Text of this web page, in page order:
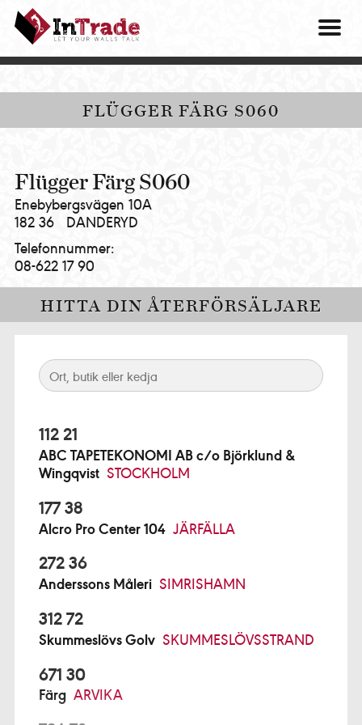
Intrade
ITG
AB
|
your
talk
FLÜGGER FÄRG S060
Flügger Färg S060
Enebybergsvägen 10A
182 36
DANDERYD
Telefonnummer:
08-622 17 90
HITTA DIN ÅTERFÖRSÄLJARE
112 21
ABC TAPETEKONOMI AB c/o Björklund &
Wingqvist STOCKHOLM
177 38
Alcro Pro Center 104 JÄRFÄLLA
272 36
Anderssons Måleri SIMRISHAMN
312 72
Skummeslövs Golv SKUMMESLÖVSSTRAND
671 30
Färg ARVIKA
OM
VÅRA
HITTA